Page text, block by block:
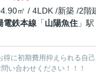
㎡ / 4LDK /新築 /2階
電鉄本線 「山陽魚住 」
に初期費用抑えられる自
い合わせください！！！